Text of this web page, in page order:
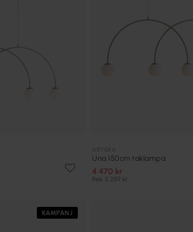
Una 150cm taklampa
4 470 kr
Rek. 5 259 kr
KAMPANJ